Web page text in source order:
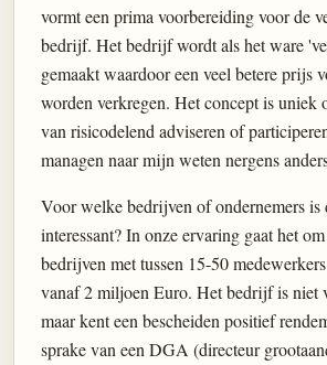
vormt een prima voorbereiding voor de
bedrijf. Het bedrijf wordt als het ware
gemaakt waardoor een veel betere prijs
worden verkregen. Het concept is uniek
van risicodelend adviseren of
managen naar mijn weten nergens
Voor welke bedrijven of ondernemers is
interessant? In onze ervaring gaat het
bedrijven met tussen 15-50
vanaf 2 miljoen Euro. Het bedrijf is niet
maar kent een bescheiden positief
sprake van een DGA (directeur